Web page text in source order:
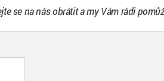
se na nás obrátit a my Vám rádi